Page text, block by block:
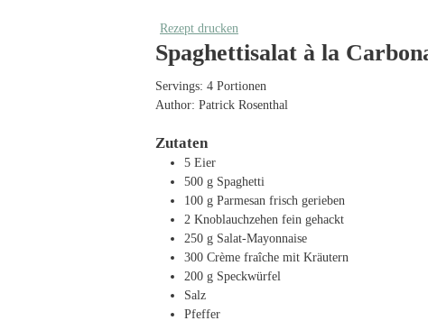
Rezept drucken
Spaghettisalat à la
Servings: 4 Portionen
Author: Patrick Rosenthal
Zutaten
5 Eier
500 g Spaghetti
100 g Parmesan frisch gerieben
2 Knoblauchzehen fein gehackt
250 g Salat-Mayonnaise
300 Crème fraîche mit Kräutern
200 g Speckwürfel
Salz
Pfeffer